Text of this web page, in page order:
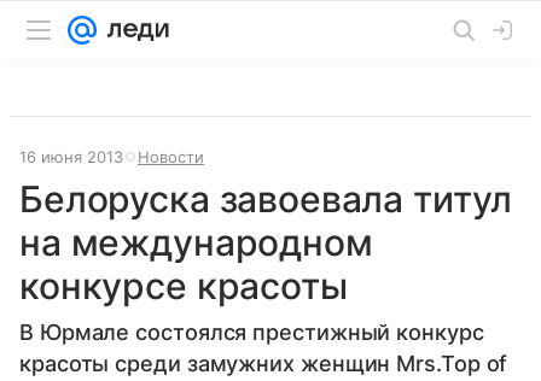
16 июня 2013 Новости
Белоруска завоевала титул
на международном
конкурсе красоты
В Юрмале состоялся престижный конкурс
красоты среди замужних женщин Mrs.Top of